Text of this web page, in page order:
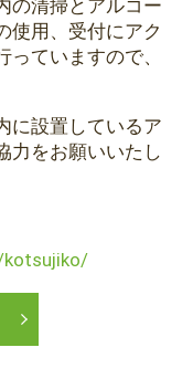
の清掃とアルコー
使用、受付にアク
ていますので、
に設置しているア
力をお願いいたし
kotsujiko/